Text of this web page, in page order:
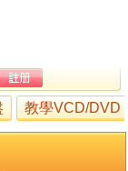
教學VCD/DVD